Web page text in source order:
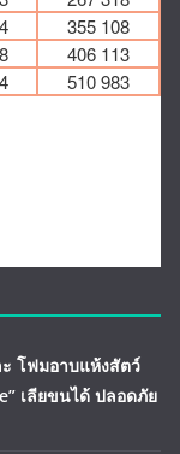
ะ โฟมอาบแห้งสัตว์
เลียขนได้ ปลอดภัย